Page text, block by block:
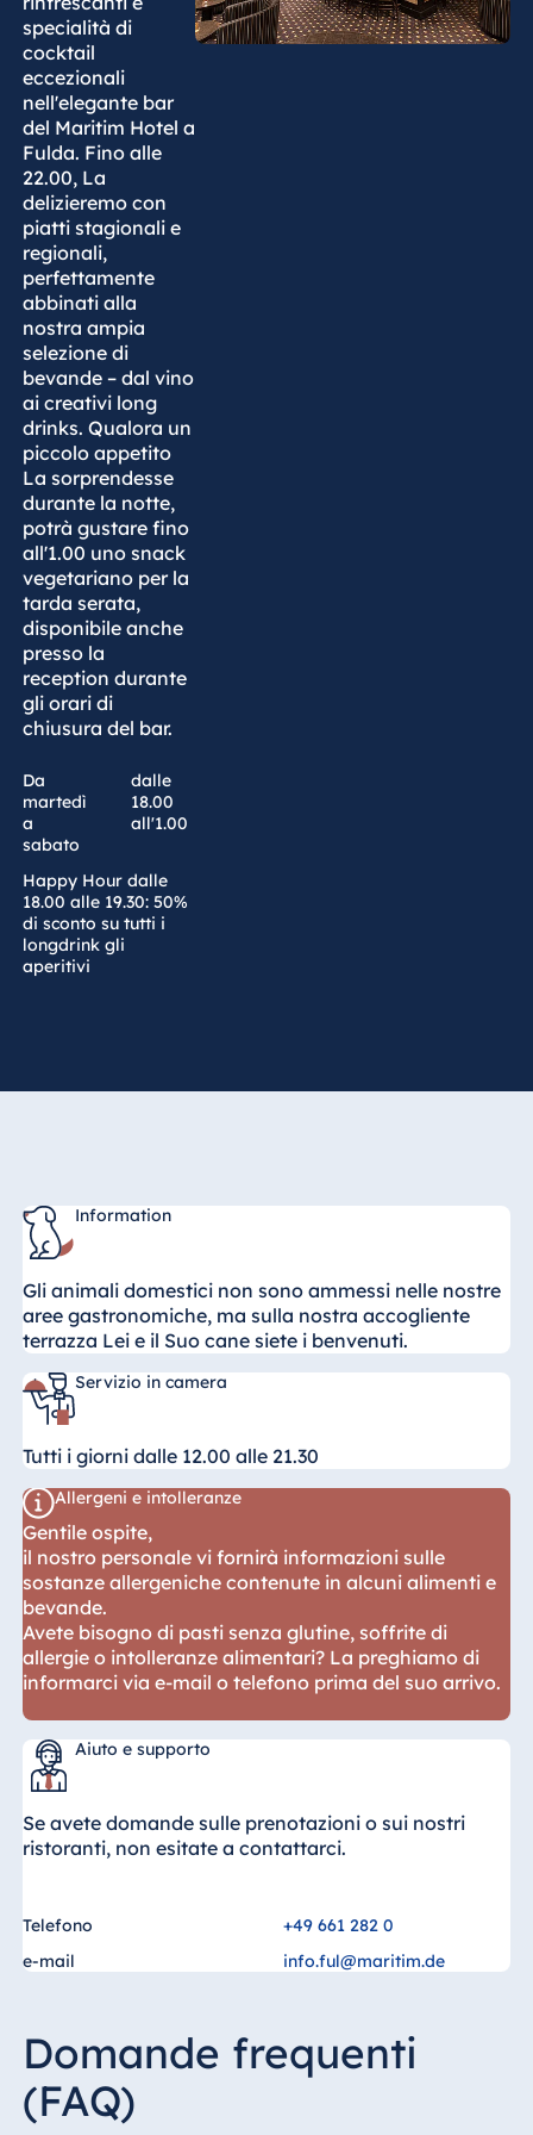
specialità di
cocktail
eccezionali
nell'elegante bar
del Maritim Hotel a
Fulda. Fino alle
22.00, La
delizieremo con
piatti stagionali e
regionali,
perfettamente
abbinati alla
nostra ampia
selezione di
bevande – dal vino
ai creativi long
drinks. Qualora un
piccolo appetito
La sorprendesse
durante la notte,
potrà gustare fino
all'1.00 uno snack
vegetariano per la
tarda serata,
disponibile anche
presso la
reception durante
gli orari di
chiusura del bar.
Da
martedì
a
sabato
dalle
18.00
all'1.00
Happy Hour dalle
18.00 alle 19.30: 50%
di sconto su tutti i
longdrink gli
aperitivi
Information
Gli animali domestici non sono ammessi nelle nostre
aree gastronomiche, ma sulla nostra accogliente
terrazza Lei e il Suo cane siete i benvenuti.
Servizio in camera
Tutti i giorni dalle 12.00 alle 21.30
Allergeni e intolleranze
Gentile ospite,
il nostro personale vi fornirà informazioni sulle
sostanze allergeniche contenute in alcuni alimenti e
bevande.
Avete bisogno di pasti senza glutine, soffrite di
allergie o intolleranze alimentari? La preghiamo di
informarci via e-mail o telefono prima del suo arrivo.
Aiuto e supporto
Se avete domande sulle prenotazioni o sui nostri
ristoranti, non esitate a contattarci.
Telefono
+49 661 282 0
e-mail
info.ful@maritim.de
Domande frequenti
(FAQ)